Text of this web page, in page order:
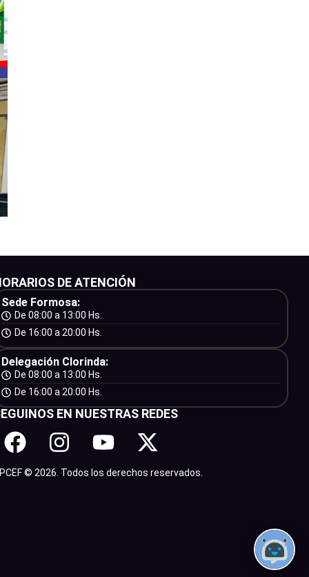
DE ATENCIÓN
Sede Formosa:
De 08:00 a 13:00 Hs.
De 16:00 a 20:00 Hs.
Delegación Clorinda:
De 08:00 a 13:00 Hs.
De 16:00 a 20:00 Hs.
EN NUESTRAS REDES
© 2026. Todos los derechos reservados.